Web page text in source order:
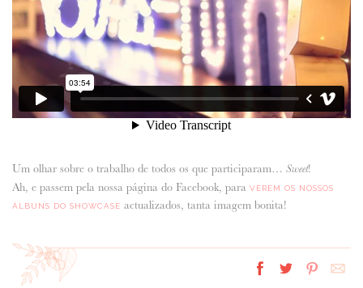
Um olhar sobre o trabalho de todos os que participaram… Sweet!
Ah, e passem pela nossa página do Facebook, para VEREM OS NOSSOS
ÁLBUNS DO SHOWCASE actualizados, tanta imagem bonita!